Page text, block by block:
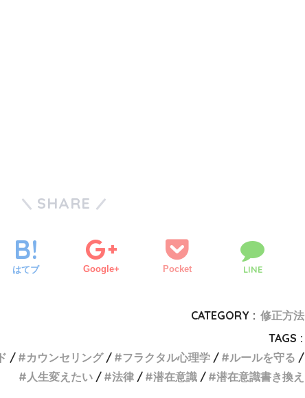
SHARE
はてブ Google+ Pocket LINE
CATEGORY : 修正方法
TAGS :
カウンセリング フラクタル心理学
ルールを守る
人生変えたい
法律 潜在意識 潜在意識書き換え